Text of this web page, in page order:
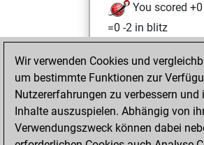
You scored +0
=0 -2 in blitz
Sonntag, Januar
17, 2021
You won
against Fritz
You achieved
Wir verwenden Cookies und
um bestimmte Funktionen zur
Nutzererfahrungen zu verbessern und
Inhalte auszuspielen. Abhängig von
Verwendungszweck können dabei